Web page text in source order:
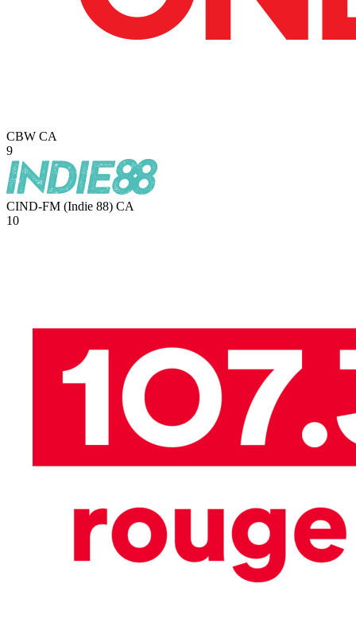
CBW CA
9
CIND-FM (Indie 88) CA
10